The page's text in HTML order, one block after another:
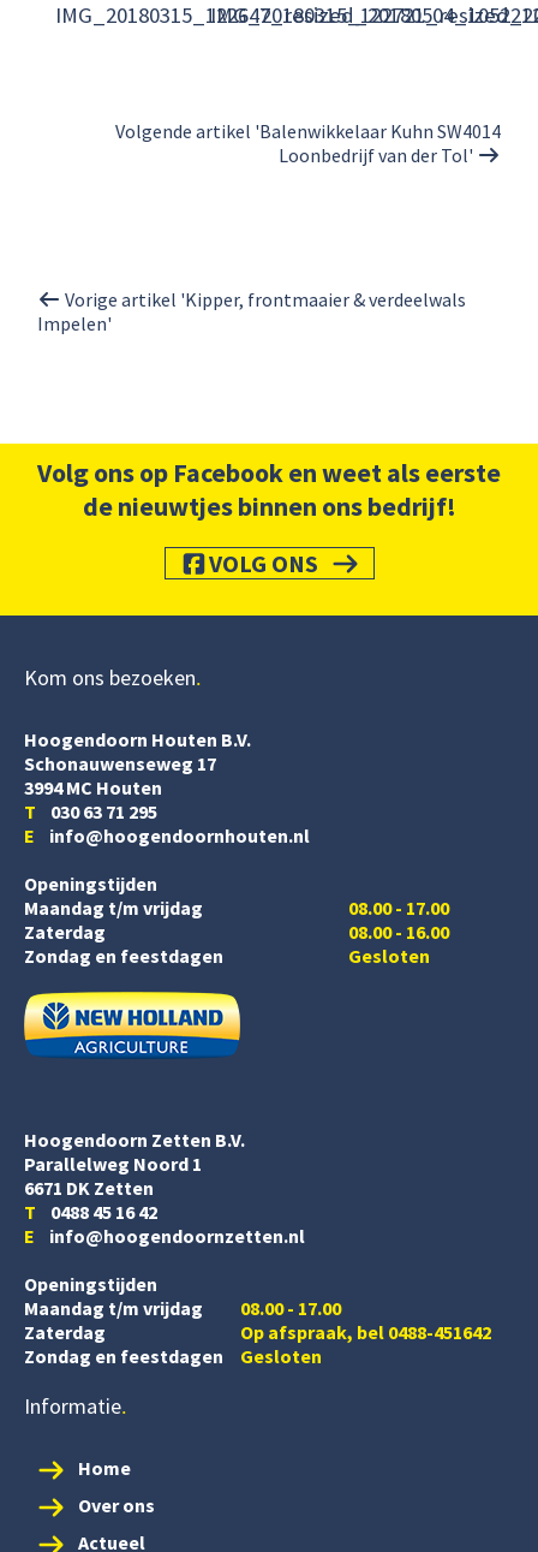
Volgende artikel 'Balenwikkelaar Kuhn SW4014
Loonbedrijf van der Tol'
Vorige artikel 'Kipper, frontmaaier & verdeelwals
Impelen'
Volg ons op Facebook en weet als eerste
de nieuwtjes binnen ons bedrijf!
VOLG ONS
Kom ons bezoeken
Hoogendoorn Houten B.V.
Schonauwenseweg 17
3994 MC Houten
T 030 63 71 295
E info@hoogendoornhouten.nl
Openingstijden
Maandag t/m vrijdag
Zaterdag
08.00 - 17.00
08.00 - 16.00
Zondag en feestdagen
Gesloten
Hoogendoorn Zetten B.V.
Parallelweg Noord 1
6671 DK Zetten
T 0488 45 16 42
E info@hoogendoornzetten.nl
Openingstijden
Maandag t/m vrijdag
08.00 - 17.00
Zaterdag
Op afspraak, bel 0488-451642
Zondag en feestdagen
Gesloten
Informatie
Home
Over ons
Actueel